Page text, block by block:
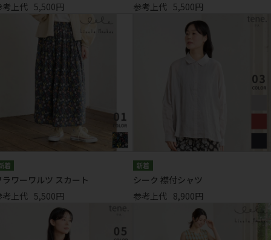
考上代 5,500円
参考上代 5,500円
ラワーワルツ スカート
考上代 5,500円
シーク 襟付シャツ
参考上代 8,900円